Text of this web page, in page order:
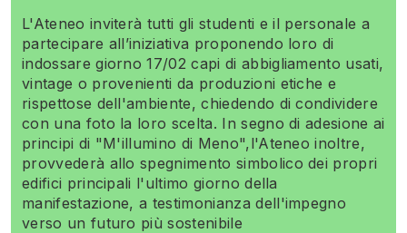
L'Ateneo inviterà tutti gli studenti e il personale a
partecipare all’iniziativa proponendo loro di
indossare giorno 17/02 capi di abbigliamento usati,
vintage o provenienti da produzioni etiche e
rispettose dell'ambiente, chiedendo di condividere
con una foto la loro scelta. In segno di adesione ai
principi di "M'illumino di Meno",l'Ateneo inoltre,
provvederà allo spegnimento simbolico dei propri
edifici principali l'ultimo giorno della
manifestazione, a testimonianza dell'impegno
verso un futuro più sostenibile